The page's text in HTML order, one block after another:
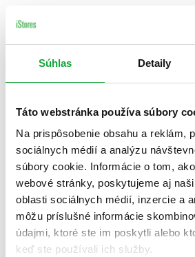
Súhlas Detaily
Táto webstránka používa súbory
Na prispôsobenie obsahu a reklám,
sociálnych médií a analýzu
súbory cookie. Informácie o tom,
webové stránky, poskytujeme aj
oblasti sociálnych médií, inzercie a
môžu príslušné informácie
údajmi, ktoré ste im poskytli alebo
keď ste používali ich služby.